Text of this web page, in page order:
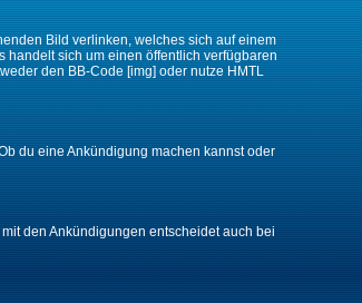
Bild verlinken, welches sich auf einem
handelt sich um einen öffentlich verfügbaren
den BB-Code [img] oder nutze HMTL
du eine Ankündigung machen kannst oder
den Ankündigungen entscheidet auch bei